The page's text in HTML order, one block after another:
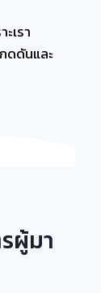
เรา
ดดันและ
ผู้มา